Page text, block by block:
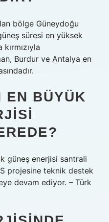
bölge Güneydoğu
süresi en yüksek
Burdur ve Antalya en
EN BÜYÜK
güneş enerjisi santrali
projesine teknik destek
devam ediyor. – Türk